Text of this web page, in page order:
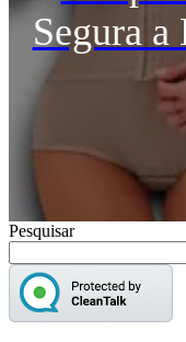
Segura
Pesquisar